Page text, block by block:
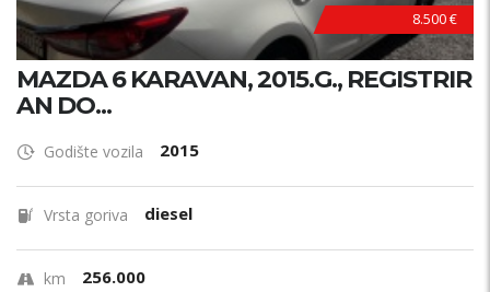
8.500 €
MAZDA 6 KARAVAN, 2015.G., REGISTRIR
AN DO...
Godište vozila 2015
Vrsta goriva diesel
km 256.000